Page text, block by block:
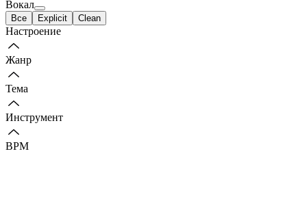
Вокал
Все Explicit Clean
Настроение
Жанр
Тема
Инструмент
BPM